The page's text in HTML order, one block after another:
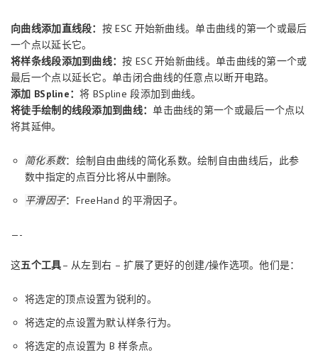
向曲线添加直线段： 按 ESC 开始新曲线。单击曲线的第一个或最后
一个点以延长它。
将样条线段添加到曲线：按 ESC 开始新曲线。单击曲线的第一个或
最后一个点以延长它。单击闭合曲线的任意点以断开电路。
添加 BSpline：将 BSpline 段添加到曲线。
将徒手绘制的线段添加到曲线：单击曲线的第一个或最后一个点以
将其延伸。
简化系数：绘制自由曲线的简化系数。绘制自由曲线后，此参
数中指定的点百分比将从中删除。
平滑因子：FreeHand 的平滑因子。
—-
这五个工具– 从左到右 – 扩展了更好的创建/操作选项。他们是：
将选定的顶点设置为锐利的。
将选定的点设置为默认样条行为。
将选定的点设置为 B 样条点。